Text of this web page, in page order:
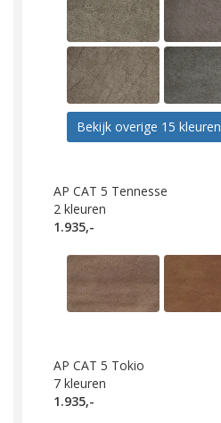
Bekijk overige 15 kleuren
AP CAT 5 Tennesse
2 kleuren
1.935,-
AP CAT 5 Tokio
7 kleuren
1.935,-